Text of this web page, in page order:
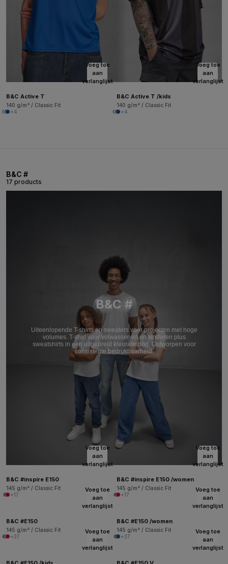
Voeg toe
aan
verlanglijst
B&C Active T
140 g/m² / Classic Fit
+4
Voeg toe
aan
verlanglijst
B&C Active T /kids
140 g/m² / Classic Fit
+4
B&C #
17 products
B&C #
Uiteenlopende T-shirts en sweaters voor projecten met hoge
volumes. T-shirt voor volwassenen en kinderen plus
sweatshirts in een uitgebreid kleuraanbod. Ontworpen voor
consistente bedrukbaarheid.
Voeg toe
aan
verlanglijst
B&C #inspire E150
145 g/m² / Classic Fit
+17
Voeg toe
aan
verlanglijst
B&C #inspire E150 /women
145 g/m² / Classic Fit
+17
Voeg toe
aan
verlanglijst
B&C #E150
145 g/m² / Classic Fit
+37
Voeg toe
aan
verlanglijst
B&C #E150 /women
145 g/m² / Classic Fit
+37
Voeg toe
aan
verlanglijst
Voeg toe
aan
verlanglijst